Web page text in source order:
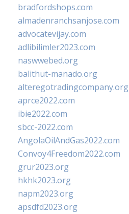
bradfordshops.com
almadenranchsanjose.com
advocatevijay.com
adlibilimler2023.com
naswwebed.org
balithut-manado.org
alteregotradingcompany.org
aprce2022.com
ibie2022.com
sbcc-2022.com
AngolaOilAndGas2022.com
Convoy4Freedom2022.com
grur2023.org
hkhk2023.org
napm2023.org
apsdfd2023.org